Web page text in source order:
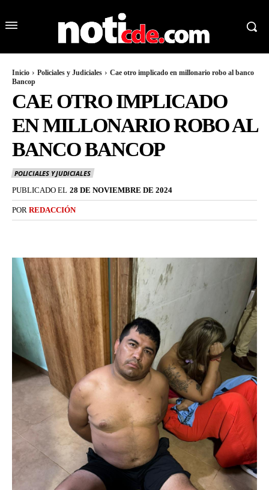
Inicio Policiales y Judiciales
Cae otro implicado en millonario robo al banco
Bancop
CAE OTRO IMPLICADO
EN MILLONARIO ROBO AL
BANCO BANCOP
POLICIALES Y JUDICIALES
PUBLICADO EL 28 DE NOVIEMBRE DE 2024
POR REDACCIÓN